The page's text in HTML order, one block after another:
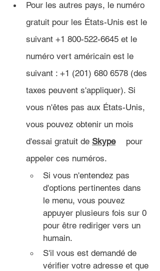
Pour les autres pays, le numéro
gratuit pour les États-Unis est le
suivant +1 800-522-6645 et le
numéro vert américain est le
suivant : +1 (201) 680 6578 (des
taxes peuvent s'appliquer). Si
vous n'êtes pas aux États-Unis,
vous pouvez obtenir un mois
d'essai gratuit de Skype pour
appeler ces numéros.
Si vous n'entendez pas
d'options pertinentes dans
le menu, vous pouvez
appuyer plusieurs fois sur 0
pour être rediriger vers un
humain.
S'il vous est demandé de
vérifier votre adresse et que